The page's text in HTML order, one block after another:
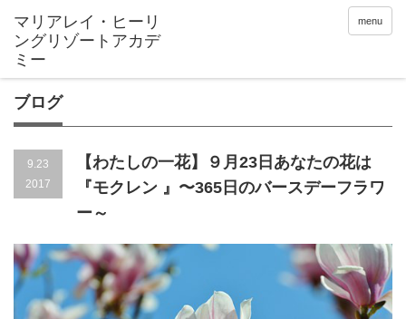
menu
ブログ
9.23
2017
【わたしの一花】９月23日あなたの花は
『モクレン 』〜365日のバースデーフラワ
ー～